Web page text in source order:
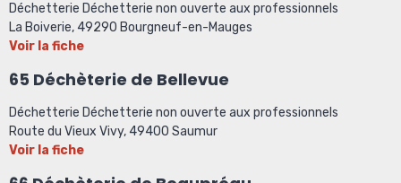
Déchetterie Déchetterie non ouverte aux professionnels
La Boiverie, 49290 Bourgneuf-en-Mauges
Voir la fiche
65 Déchèterie de Bellevue
Déchetterie Déchetterie non ouverte aux professionnels
Route du Vieux Vivy, 49400 Saumur
Voir la fiche